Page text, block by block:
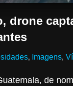
drone
, Imagens,
de